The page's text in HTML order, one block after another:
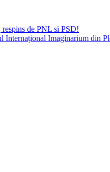
de PNL si PSD!
Internațional Imaginarium din